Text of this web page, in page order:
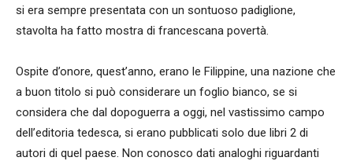
si era sempre presentata con un sontuoso padiglione,
stavolta ha fatto mostra di francescana povertà.
Ospite d’onore, quest’anno, erano le Filippine, una nazione che
a buon titolo si può considerare un foglio bianco, se si
considera che dal dopoguerra a oggi, nel vastissimo campo
dell’editoria tedesca, si erano pubblicati solo due libri 2 di
autori di quel paese. Non conosco dati analoghi riguardanti